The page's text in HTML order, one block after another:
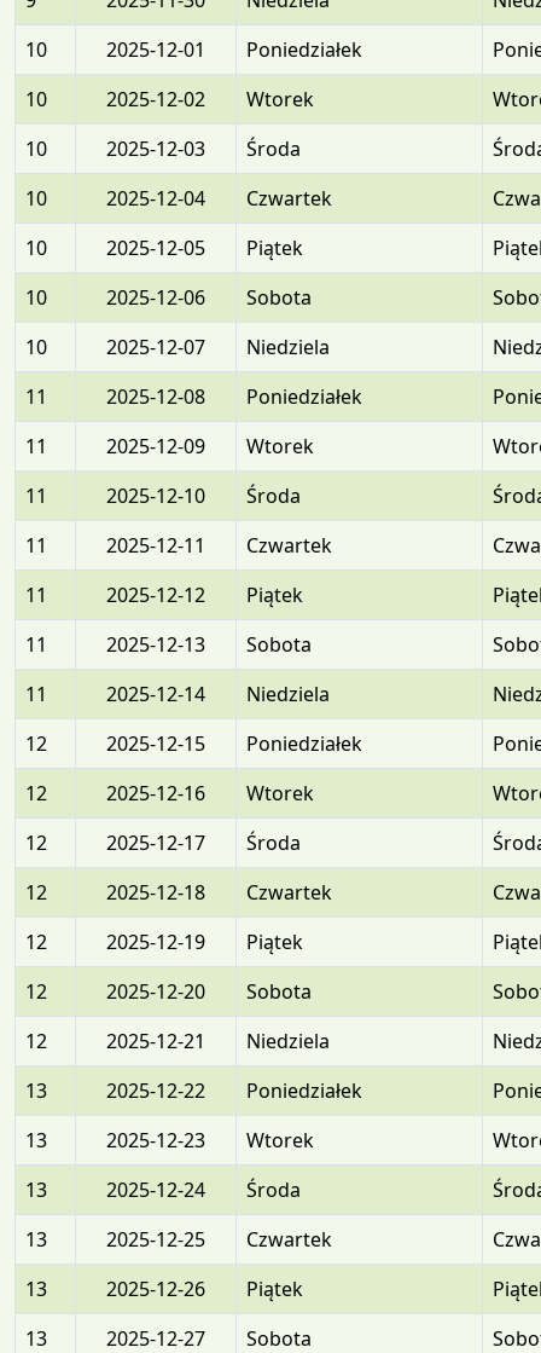
10
2025-12-01 Poniedziałek
10
2025-12-02 Wtorek
10
2025-12-03 Środa
10
2025-12-04 Czwartek
10
2025-12-05 Piątek
10
2025-12-06 Sobota
10
2025-12-07 Niedziela
11
2025-12-08 Poniedziałek
11
2025-12-09 Wtorek
11
2025-12-10 Środa
11
2025-12-11 Czwartek
11
2025-12-12 Piątek
11
2025-12-13 Sobota
11
2025-12-14 Niedziela
12
2025-12-15 Poniedziałek
12
2025-12-16 Wtorek
12
2025-12-17 Środa
12
2025-12-18 Czwartek
12
2025-12-19 Piątek
12
2025-12-20 Sobota
12
2025-12-21 Niedziela
13
2025-12-22 Poniedziałek
13
2025-12-23 Wtorek
13
2025-12-24 Środa
13
2025-12-25 Czwartek
13
2025-12-26 Piątek
13
2025-12-27 Sobota